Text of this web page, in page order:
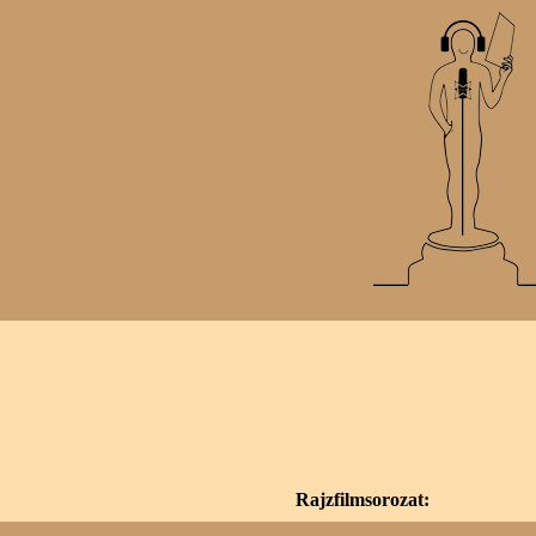
Rajzfilmsorozat: